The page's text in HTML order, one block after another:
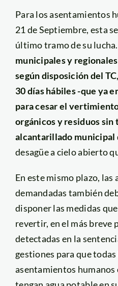
Para los asentamientos
21 de Septiembre, esta
último tramo de su
municipales y
según disposición del
30 días hábiles -que ya
para cesar el
orgánicos y residuos sin
alcantarillado municipal
desagüe a cielo abierto
En este mismo plazo, las
demandadas también
disponer las medidas
revertir, en el más breve
detectadas en la
gestiones para que
asentamientos humanos